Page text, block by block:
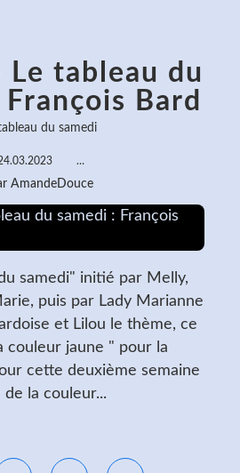
Le tableau du
Bard
du samedi
…
AmandeDouce
samedi" initié par Melly,
puis par Lady Marianne
et Lilou le thème, ce
couleur jaune " pour la
cette deuxième semaine
la couleur...